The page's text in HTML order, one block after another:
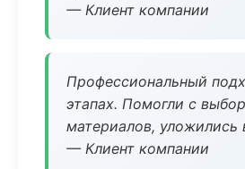
— Клиент компании
Профессиональный
этапах. Помогли с
материалов, уложились
— Клиент компании